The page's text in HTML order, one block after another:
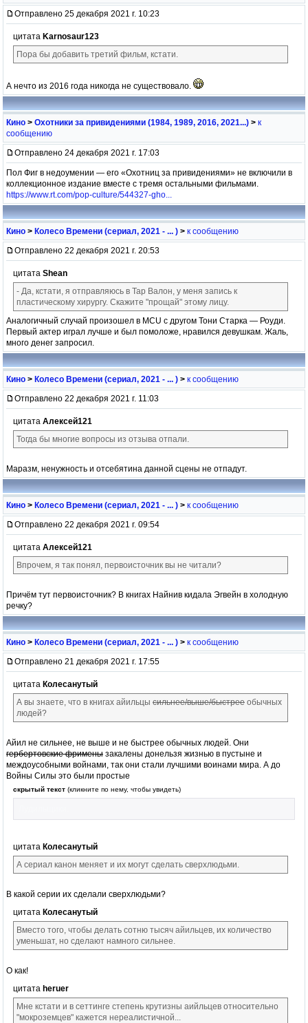
Отправлено 25 декабря 2021 г. 10:23
цитата Karnosaur123
Пора бы добавить третий фильм, кстати.
А нечто из 2016 года никогда не существовало.
Кино > Охотники за привидениями (1984, 1989, 2016, 2021...) > к
сообщению
Отправлено 24 декабря 2021 г. 17:03
Пол Фиг в недоумении — его «Охотниц за привидениями» не включили в
коллекционное издание вместе с тремя остальными фильмами.
https://www.rt.com/pop-culture/544327-gho...
Кино > Колесо Времени (сериал, 2021 - ... ) > к сообщению
Отправлено 22 декабря 2021 г. 20:53
цитата Shean
- Да, кстати, я отправляюсь в Тар Валон, у меня запись к
пластическому хирургу. Скажите "прощай" этому лицу.
Аналогичный случай произошел в MCU с другом Тони Старка — Роуди.
Первый актер играл лучше и был помоложе, нравился девушкам. Жаль,
много денег запросил.
Кино > Колесо Времени (сериал, 2021 - ... ) > к сообщению
Отправлено 22 декабря 2021 г. 11:03
цитата Алексей121
Тогда бы многие вопросы из отзыва отпали.
Маразм, ненужность и отсебятина данной сцены не отпадут.
Кино > Колесо Времени (сериал, 2021 - ... ) > к сообщению
Отправлено 22 декабря 2021 г. 09:54
цитата Алексей121
Впрочем, я так понял, первоисточник вы не читали?
Причём тут первоисточник? В книгах Найнив кидала Эгвейн в холодную
речку?
Кино > Колесо Времени (сериал, 2021 - ... ) > к сообщению
Отправлено 21 декабря 2021 г. 17:55
цитата Колесанутый
А вы знаете, что в книгах айильцы сильнее/выше/быстрее обычных
людей?
Айил не сильнее, не выше и не быстрее обычных людей. Они
гербертовские фримены закалены донельзя жизнью в пустыне и
междоусобными войнами, так они стали лучшими воинами мира. А до
Войны Силы это были простые
скрытый текст (кликните по нему, чтобы увидеть)
цитата Колесанутый
А сериал канон меняет и их могут сделать сверхлюдьми.
В какой серии их сделали сверхлюдьми?
цитата Колесанутый
Вместо того, чтобы делать сотню тысяч айильцев, их количество
уменьшат, но сделают намного сильнее.
О как!
цитата heruer
Мне кстати и в сеттинге степень крутизны аийльцев относительно
"мокроземцев" кажется нереалистичной...